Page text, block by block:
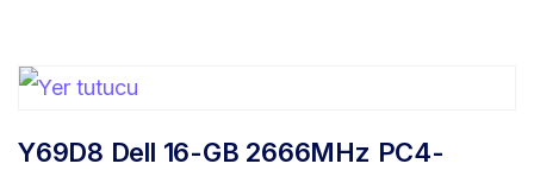
Y69D8 Dell 16-GB 2666MHz PC4-